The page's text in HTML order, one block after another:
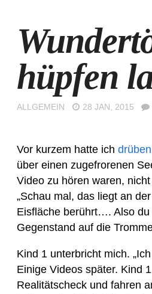
hüpfen
ALLGEMEIN 28 JAN, 2015
Vor kurzem hatte ich
über einen zugefrorenen
Video zu hören waren,
„Schau mal, das liegt an
Eisfläche berührt…. Also
Gegenstand auf die
Kind 1 unterbricht mich.
Einige Videos später. Kind
Realitätscheck und fahren